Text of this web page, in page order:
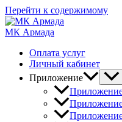
Перейти к содержимому
МК Армада
Оплата услуг
Личный кабинет
Приложение